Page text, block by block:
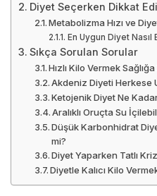
Diyet Seçerken Dikkat
Metabolizma Hızı ve
En Uygun Diyet Nasıl
Sıkça Sorulan Sorular
Hızlı Kilo Vermek Sağlığa
Akdeniz Diyeti Herkese
Ketojenik Diyet Ne
Aralıklı Oruçta Su
Düşük Karbonhidrat
mi?
Diyet Yaparken Tatlı
Diyetle Kalıcı Kilo